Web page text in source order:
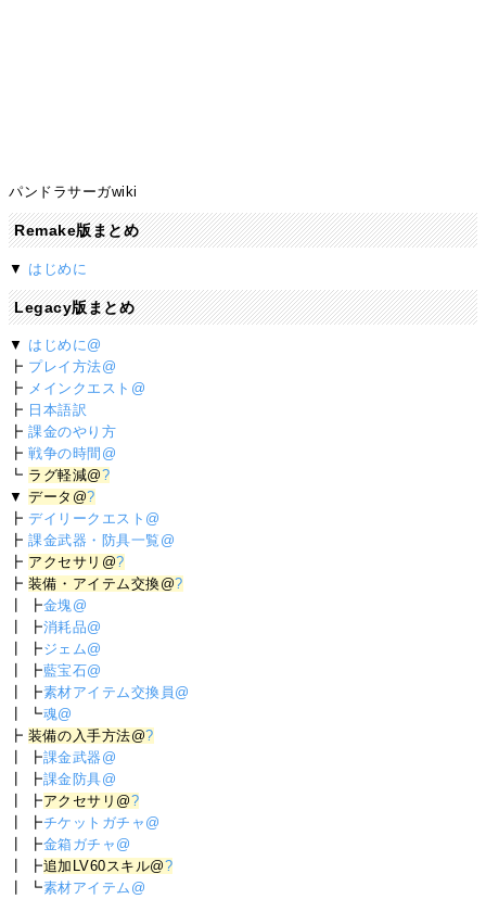
パンドラサーガwiki
Remake版まとめ
▼ はじめに
Legacy版まとめ
▼ はじめに@
┣ プレイ方法@
┣ メインクエスト@
┣ 日本語訳
┣課金のやり方
┣戦争の時間@
┗ ラグ軽減@?
▼データ@?
┣デイリークエスト@
┣課金武器・防具一覧@
┣ アクセサリ@?
┣装備・アイテム交換@?
┃ ┣金塊@
┃ ┣消耗品@
┃ ┣ジェム@
┃ ┣藍宝石@
┃ ┣素材アイテム交換員@
┃ ┗魂@
┣装備の入手方法@?
┃ ┣課金武器@
┃ ┣課金防具@
┃ ┣アクセサリ@?
┃ ┣チケットガチャ@
┃ ┣金箱ガチャ@
┃ ┣追加LV60スキル@?
┃ ┗素材アイテム@